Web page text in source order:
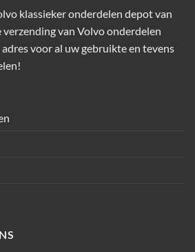
klassieker onderdelen depot van
van Volvo onderdelen
voor al uw gebruikte en tevens